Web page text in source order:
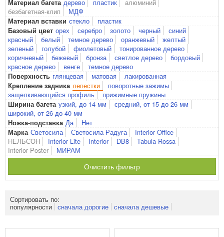
Материал багета дерево пластик
алюминий
безбагетная-клип
МДФ
Материал вставки стекло пластик
Базовый цвет орех серебро золото черный
синий
красный
белый темное дерево оранжевый
желтый
зеленый
голубой фиолетовый
тонированное дерево
коричневый
бежевый бронза светлое дерево
бордовый
красное дерево
венге темное дерево
Поверхность глянцевая матовая лакированная
Крепление задника лепестки
поворотные зажимы
защелкивающийся профиль
прижимные пружины
Ширина багета узкий, до 14 мм
средний, от 15 до 26 мм
широкий, от 26 до 40 мм
Ножка-подставка Да Нет
Марка Светосила Светосила Радуга
Interior Office
НЕЛЬСОН
Interior Lite Interior DB8
Tabula Rossa
Interior Poster
МИРАМ
Очистить фильтр
Сортировать по:
популярности сначала дорогие сначала дешевые